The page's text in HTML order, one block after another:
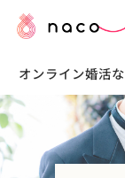
オンライン婚活